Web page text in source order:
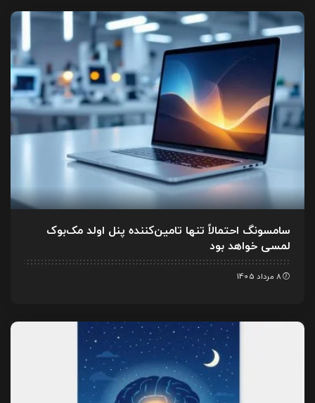
سامسونگ احتمالاً تنها تامین‌کننده پنل اولد مک‌بوک
لمسی خواهد بود
8 مرداد 1405